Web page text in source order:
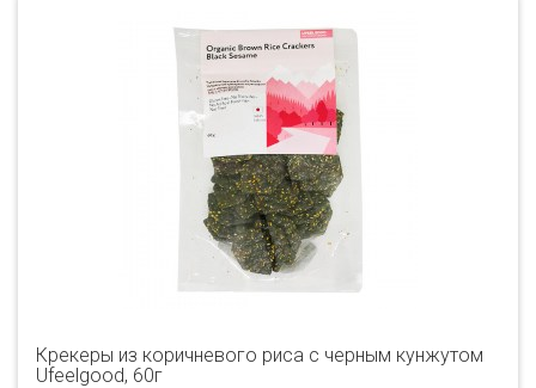
Крекеры из коричневого риса с черным кунжутом
Ufeelgood, 60г